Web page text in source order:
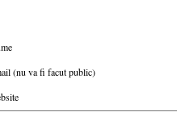
(nu va fi facut public)